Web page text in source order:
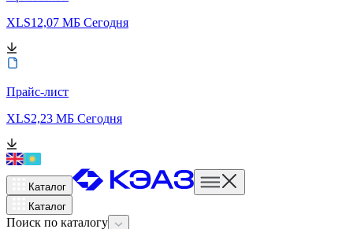
XLS12,07 МБ Сегодня
Прайс-лист
XLS2,23 МБ Сегодня
Каталог
Каталог
Поиск по каталогу